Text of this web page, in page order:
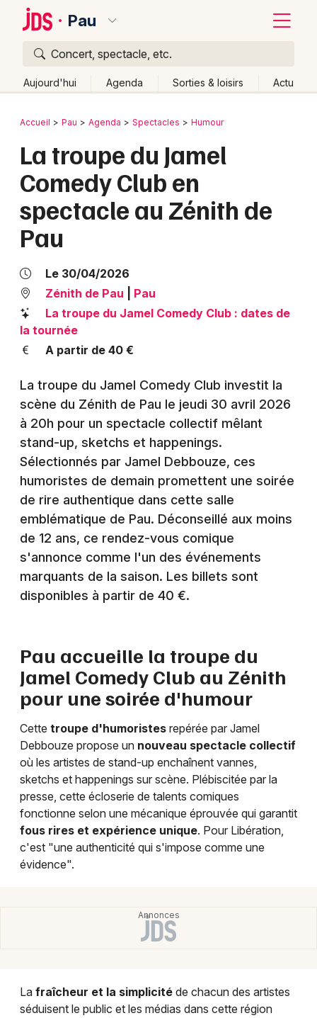
Pau
Concert, spectacle, etc.
Aujourd'hui Agenda Sorties & loisirs Actu
Publier un événement
Grands événements
Activité & Expérience
Manifestations
Foires & salons
Spectacles
Concerts
Soirées
Sorties famille
Expos
Humour dans les Pyrénées-Atlantiques
Humour en Nouvelle-Aquitaine
Newsletter des sorties
Artistes en tournée
Actus à Pau
Magazine à Pau
64 - Pyrénées-Atlantiques
Choisir mes départements
Bordeaux
Colmar
Lille
Lyon
Marseille
Mulhouse
Montpellier
Nantes
Nice
Paris
Strasbourg
Toulouse
Toutes les villes
Retour
Accueil Pau Agenda Spectacles Humour
La troupe du Jamel
Comedy Club en
spectacle au Zénith de
Pau
Le 30/04/2026
Zénith de Pau
Pau
La troupe du Jamel Comedy Club : dates de
la tournée
A partir de 40 €
La troupe du Jamel Comedy Club investit la
scène du Zénith de Pau le jeudi 30 avril 2026
à 20h pour un spectacle collectif mêlant
stand-up, sketchs et happenings.
Sélectionnés par Jamel Debbouze, ces
humoristes de demain promettent une soirée
de rire authentique dans cette salle
emblématique de Pau. Déconseillé aux moins
de 12 ans, ce rendez-vous comique
s'annonce comme l'un des événements
marquants de la saison. Les billets sont
disponibles à partir de 40 €.
Pau accueille la troupe du
Jamel Comedy Club au Zénith
pour une soirée d'humour
Cette troupe d'humoristes repérée par Jamel
Debbouze propose un nouveau spectacle collectif
où les artistes de stand-up enchaînent vannes,
sketchs et happenings sur scène. Plébiscitée par la
presse, cette écloserie de talents comiques
fonctionne selon une mécanique éprouvée qui garantit
fous rires et expérience unique. Pour Libération,
c'est "une authenticité qui s'impose comme une
évidence".
La fraîcheur et la simplicité de chacun des artistes
séduisent le public et les médias dans cette région
Quoi ?
Où ?
Partout
Près de moi Changer de lieu
Quand ?
Aujourd'hui
Demain Ce week-end Autre